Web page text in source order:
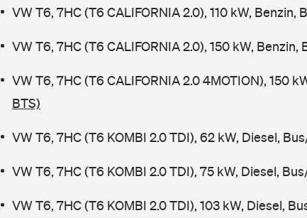
VW T6, 7HC (T6 CALIFORNIA 2.0), 110 kW, Benzin,
VW T6, 7HC (T6 CALIFORNIA 2.0), 150 kW, Benzin,
VW T6, 7HC (T6 CALIFORNIA 2.0 4MOTION), 150
BTS)
VW T6, 7HC (T6 KOMBI 2.0 TDI), 62 kW, Diesel,
VW T6, 7HC (T6 KOMBI 2.0 TDI), 75 kW, Diesel,
VW T6, 7HC (T6 KOMBI 2.0 TDI), 103 kW, Diesel,